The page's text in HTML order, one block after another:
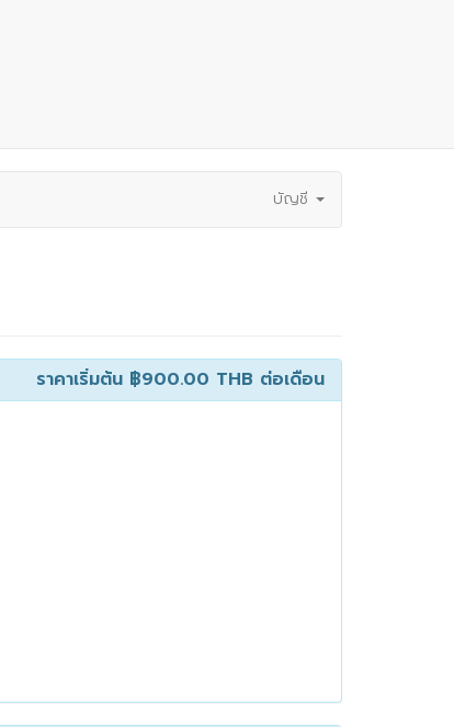
บัญชี
ราคาเริ่มต้น ฿900.00 THB ต่อเดือน